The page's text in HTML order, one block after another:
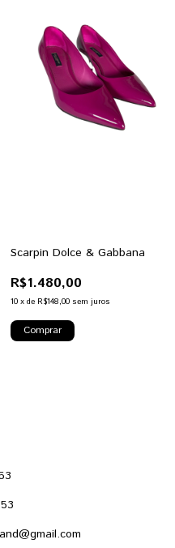
Scarpin Dolce & Gabbana
R$1.480,00
10 xde R$148,00 sem juros